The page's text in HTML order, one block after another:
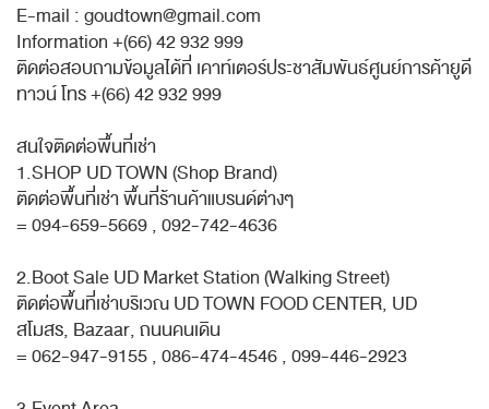
E-mail : goudtown@gmail.com
Information +(66) 42 932 999
ติดต่อสอบถามข้อมูลได้ที่ เคาท์เตอร์ประชาสัมพันธ์ศูนย์การค้ายูดี
ทาวน์ โทร +(66) 42 932 999
สนใจติดต่อพื้นที่เช่า
1.SHOP UD TOWN (Shop Brand)
ติดต่อพื้นที่เช่า พื้นที่ร้านค้าแบรนด์ต่างๆ
= 094-659-5669 , 092-742-4636
2.Boot Sale UD Market Station (Walking Street)
ติดต่อพื้นที่เช่าบริเวณ UD TOWN FOOD CENTER, UD
สโมสร, Bazaar, ถนนคนเดิน
= 062-947-9155 , 086-474-4546 , 099-446-2923